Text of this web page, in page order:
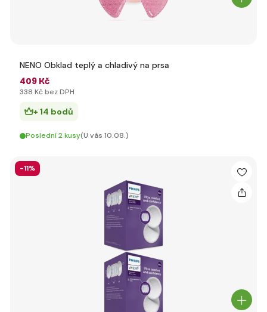
NENO Obklad teplý a chladivý na prsa
409 Kč
338 Kč bez DPH
+ 14 bodů
Poslední 2 kusy(U vás 10.08.)
-11%